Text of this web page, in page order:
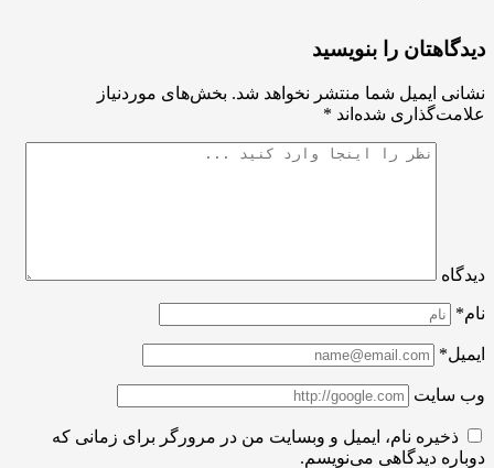
را بنویسید
ایمیل شما منتشر نخواهد شد. بخش‌های موردنیاز
شده‌اند*
ذخیره نام، ایمیل و وبسایت من در مرورگر برای زمانی که
دیدگاهی می‌نویسم.